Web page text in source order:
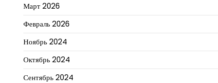
Март 2026
Февраль 2026
Ноябрь 2024
Октябрь 2024
Сентябрь 2024